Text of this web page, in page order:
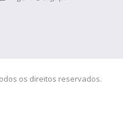
os direitos reservados.